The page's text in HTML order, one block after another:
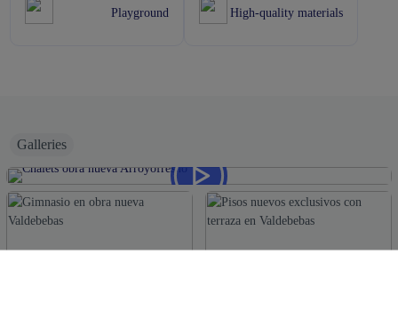
Playground High-quality materials
Galleries